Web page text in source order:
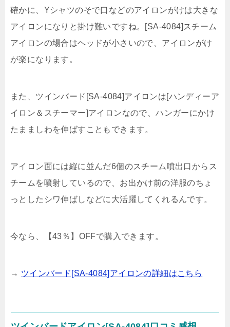
確かに、Yシャツのそで口などのアイロンがけは大きな
アイロンになりと掛け難いですね。 [SA-4084]スチーム
アイロンの場合はヘッドが小さいので、アイロンがけ
が楽になります。
また、ツインバード[SA-4084]アイロンは[ハンディーア
イロン＆スチーマー]アイロンなので、ハンガーにかけ
たまましわを伸ばすこともできます。
アイロン面には縦に並んだ6個のスチーム噴出口からス
チームを噴射しているので、 お出かけ前の洋服のちょ
っとしたシワ伸ばしなどに大活躍してくれるんです。
今なら、 【43％】OFFで購入できます。
→ ツインバード[SA-4084]アイロンの詳細はこちら